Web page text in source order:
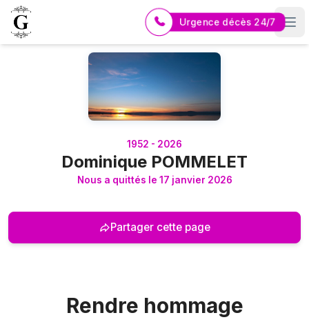
Logo Pompes Funèbres GUERIN
Urgence décès 24/7
1952 - 2026
Dominique POMMELET
Nous a quittés le 17 janvier 2026
Partager cette page
Rendre hommage